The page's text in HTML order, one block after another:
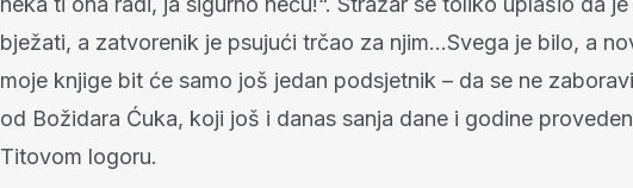
bježati, a zatvorenik je psujući trčao za njim…Svega je bilo, a
moje knjige bit će samo još jedan podsjetnik – da se ne
od Božidara Ćuka, koji još i danas sanja dane i godine
Titovom logoru.